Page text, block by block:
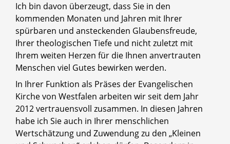
Ich bin davon überzeugt, dass Sie in den
kommenden Monaten und Jahren mit Ihrer
spürbaren und ansteckenden Glaubensfreude,
Ihrer theologischen Tiefe und nicht zuletzt mit
Ihrem weiten Herzen für die Ihnen anvertrauten
Menschen viel Gutes bewirken werden.
In Ihrer Funktion als Präses der Evangelischen
Kirche von Westfalen arbeiten wir seit dem Jahr
2012 vertrauensvoll zusammen. In diesen Jahren
habe ich Sie auch in Ihrer menschlichen
Wertschätzung und Zuwendung zu den „Kleinen